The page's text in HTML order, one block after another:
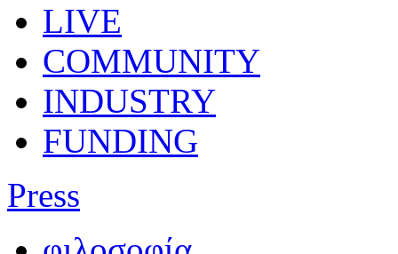
LIVE
COMMUNITY
INDUSTRY
FUNDING
Press